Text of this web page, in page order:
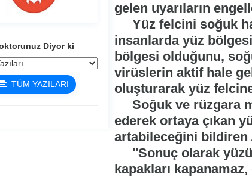
Diyor ki
TÜM YAZILARI
gelen uyarıların
Yüz felcini soğuk
insanlarda yüz
bölgesi olduğunu,
virüslerin aktif hale
oluşturarak yüz
Soğuk ve rüzgara
ederek ortaya çıkan
artabileceğini bildiren
''Sonuç olarak
kapakları kapanamaz,